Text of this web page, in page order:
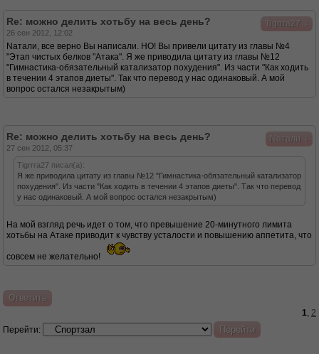
Tigrrra27
Re: можно делить хотьбу на весь день?
26 сен 2012, 12:02
Nатали, все верно Вы написали. НО! Вы привели цитату из главы №4
"Этап чистых белков "Атака". Я же приводила цитату из главы №12
"Гимнастика-обязательный катализатор похудения". Из части "Как ходить
в течении 4 этапов диеты". Так что перевод у нас одинаковый. А мой
вопрос остался незакрытым)
Nатали
Re: можно делить хотьбу на весь день?
27 сен 2012, 05:37
Tigrrra27 писал(а):
Я же приводила цитату из главы №12 "Гимнастика-обязательный катализатор
похудения". Из части "Как ходить в течении 4 этапов диеты". Так что перевод
у нас одинаковый. А мой вопрос остался незакрытым)
На мой взгляд речь идет о том, что превышение 20-минутного лимита
хотьбы на Атаке приводит к чувству усталости и повышению аппетита, что
совсем не желательно!
Ответить
1, 2
Перейти: